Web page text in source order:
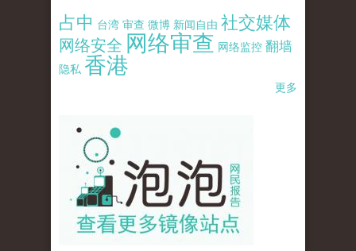
占中 台湾 审查 微博 新闻自由 社交媒体
网络安全 网络审查 网络监控 翻墙
隐私 香港
更多
pao-pao-banner-mirror-site-120814.jpg